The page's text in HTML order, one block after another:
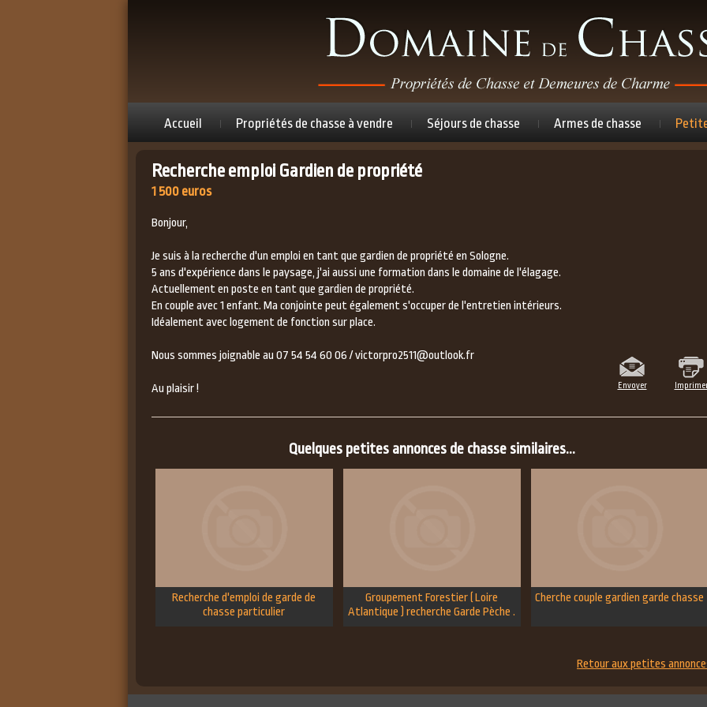
Accueil Propriétés de chasse à vendre Séjours de chasse Armes de chasse
Recherche emploi Gardien de propriété
1 500 euros
Bonjour,
Je suis à la recherche d'un emploi en tant que gardien de propriété en Sologne.
5 ans d'expérience dans le paysage, j'ai aussi une formation dans le domaine de l'élagage.
Actuellement en poste en tant que gardien de propriété.
En couple avec 1 enfant. Ma conjointe peut également s'occuper de l'entretien intérieurs.
Idéalement avec logement de fonction sur place.
Nous sommes joignable au 07 54 54 60 06 / victorpro2511@outlook.fr
Au plaisir ! Envoyer
Quelques petites annonces de chasse similaires...
Recherche d'emploi de garde de
chasse particulier
Groupement Forestier ( Loire
Atlantique ) recherche Garde Pèche .
Cherche couple gardien garde chasse
Retour aux petites